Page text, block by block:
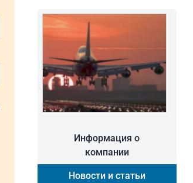
Информация о
компании
Новости и статьи